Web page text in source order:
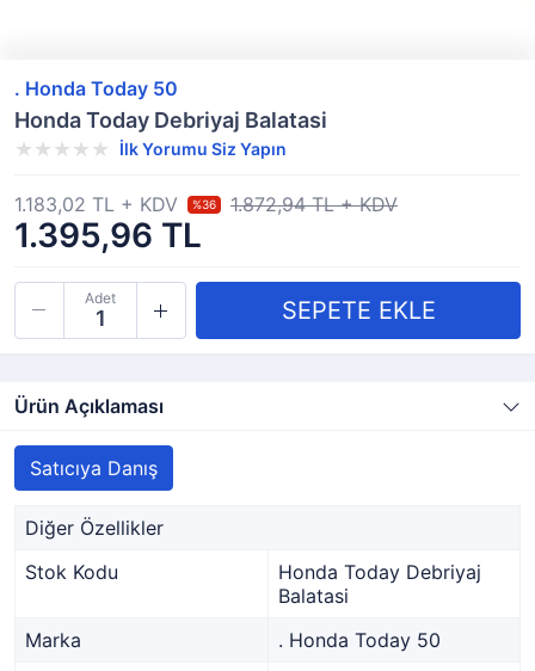
. Honda Today 50
Honda Today Debriyaj Balatasi
İlk Yorumu Siz Yapın
1.395,96 TL
1.183,02 TL + KDV %36 1.872,94 TL + KDV
Adet
Ürün Açıklaması
Satıcıya Danış
Diğer Özellikler
Stok Kodu
Honda Today Debriyaj
Balatasi
Marka
. Honda Today 50